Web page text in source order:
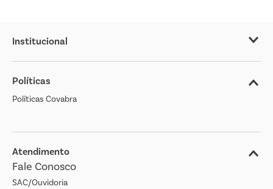
Institucional
Sobre o Covabra
Nossas Lojas
Cliente Bem Estar
Jornal de Ofertas
Transparência Salarial
Políticas
Políticas Covabra
Atendimento
Fale Conosco
SAC/Ouvidoria